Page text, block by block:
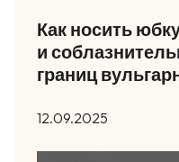
Как носить
и
границ
12.09.2025